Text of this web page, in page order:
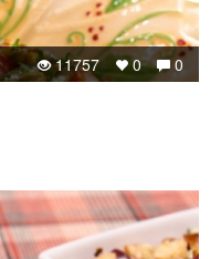
0
0
11757